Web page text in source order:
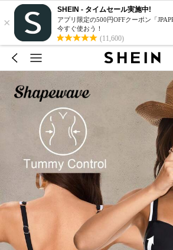
×
SHEIN - タイムセール実施中!
アプリ限定の500円OFFクーポン「
今すぐ使おう！
(11,600)